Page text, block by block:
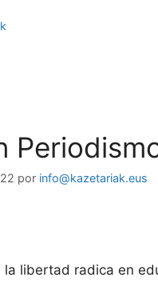
por info@kazetariak.eus
la libertad radica en